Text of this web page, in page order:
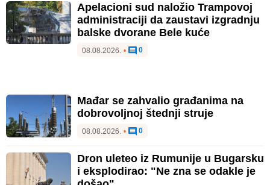
Apelacioni sud naložio Trampovoj
administraciji da zaustavi izgradnju
balske dvorane Bele kuće
08.08.2026. • 0
Mađar se zahvalio građanima na
dobrovoljnoj štednji struje
08.08.2026. • 0
Dron uleteo iz Rumunije u Bugarsku
i eksplodirao: "Ne zna se odakle je